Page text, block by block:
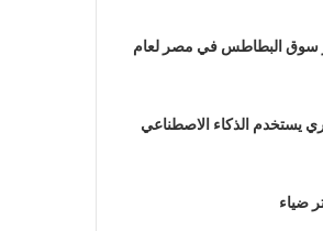
سوق البطاطس في مصر لعام
يستخدم الذكاء الاصطناعي
ضياء